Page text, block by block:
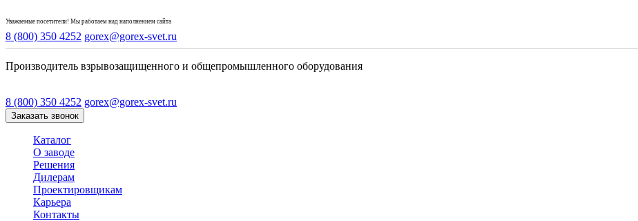
Уважаемые посетители! Мы работаем над наполнением сайта
8 (800) 350 4252 gorex@gorex-svet.ru
Производитель взрывозащищенного и общепромышленного оборудования
8 (800) 350 4252 gorex@gorex-svet.ru
Заказать звонок
Каталог
О заводе
Решения
Дилерам
Проектировщикам
Карьера
Контакты